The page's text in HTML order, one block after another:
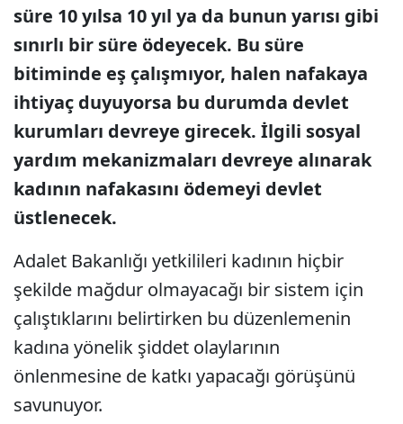
süre 10 yılsa 10 yıl ya da bunun yarısı gibi
sınırlı bir süre ödeyecek. Bu süre
bitiminde eş çalışmıyor, halen nafakaya
ihtiyaç duyuyorsa bu durumda devlet
kurumları devreye girecek. İlgili sosyal
yardım mekanizmaları devreye alınarak
kadının nafakasını ödemeyi devlet
üstlenecek.
Adalet Bakanlığı yetkilileri kadının hiçbir
şekilde mağdur olmayacağı bir sistem için
çalıştıklarını belirtirken bu düzenlemenin
kadına yönelik şiddet olaylarının
önlenmesine de katkı yapacağı görüşünü
savunuyor.